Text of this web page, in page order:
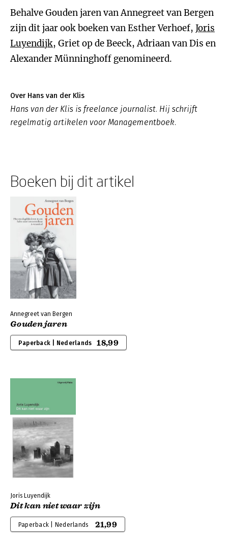
Behalve Gouden jaren van Annegreet van Bergen
zijn dit jaar ook boeken van Esther Verhoef, Joris
Luyendijk, Griet op de Beeck, Adriaan van Dis en
Alexander Münninghoff genomineerd.
Over Hans van der Klis
Hans van der Klis is freelance journalist. Hij schrijft
regelmatig artikelen voor Managementboek.
Boeken bij dit artikel
Annegreet van Bergen
Gouden jaren
Paperback | Nederlands 18,99
Joris Luyendijk
Dit kan niet waar zijn
Paperback | Nederlands 21,99